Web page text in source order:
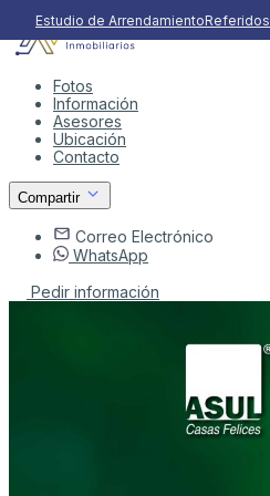
Estudio de ArrendamientoReferidos
Fotos
Información
Asesores
Ubicación
Contacto
Compartir
Correo Electrónico
WhatsApp
Pedir información